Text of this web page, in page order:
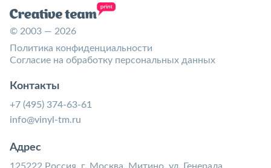
© 2003 — 2026
Политика конфиденциальности
Согласие на обработку персональных данных
Контакты
+7 (495) 374-63-61
info@vinyl-tm.ru
Адрес